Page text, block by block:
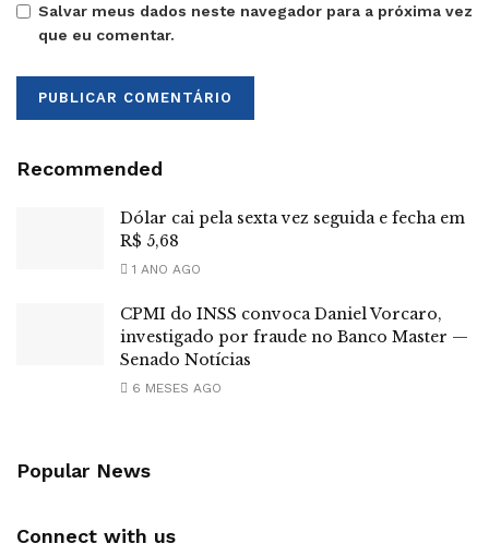
Salvar meus dados neste navegador para a próxima vez
que eu comentar.
Recommended
Dólar cai pela sexta vez seguida e fecha em
R$ 5,68
1 ANO AGO
CPMI do INSS convoca Daniel Vorcaro,
investigado por fraude no Banco Master —
Senado Notícias
6 MESES AGO
Popular News
Connect with us